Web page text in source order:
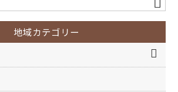
地域カテゴリー